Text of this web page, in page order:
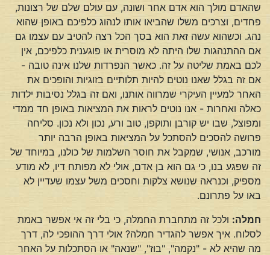
שהאדם מולך הוא אדם אחר ושונה, עם עולם שלם של רצונות,
פחדים, וצרכים משלו שהביאו אותו לנהוג כלפיכם באופן שהוא
נהג. וכשהוא עשה זאת הוא בסך הכל רצה להטיב עם עצמו גם
אם ההתנהגות שלו היתה לא מוסרית או פוגענית כלפיכם, אין
לכם באמת שליטה על זה. כאשר הנפרדות שלנו אינה טובה -
אם זה בגלל שאנו נוטים להיות תלותיים בזוגיות והופכים את
האחר למעיין העיקרי שמרווה אותנו, ואם זה בגלל נסיבות ילדות
כאלה ואחרות - אנו נוטים לראות את המציאות באופן חד ממדי
ומפוצל, שבו יש קורבן ותוקפן, טוב ורע, נכון ולא נכון. סליחה
פרושה להסכים להסתכל על המציאות באופן הרבה יותר
מורכב, אנושי, שמקבל את חוסר השלמות של כולנו, במיוחד של
זה שפגע בנו, כי גם הוא בן אדם, אולי לא מפותח דיו, לא מודע
מספיק, וכנראה שנושא צלקות וחסכים משל עצמו שעדיין לא
באו על פתרונם.
חמלה: ולכל זה מתחברת החמלה, כי בלי זה אי אפשר באמת
לסלוח. איך אפשר להגדיר חמלה? אולי דרך ההופכי לה, דרך
מה שהיא לא - "נקמה", "בוז", "שנאה" או הסתכלות על האחר